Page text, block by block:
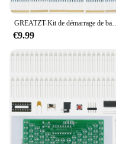
GREATZT-Kit de démarrage de base pour Ardu37UNO MEIncome
€9.99